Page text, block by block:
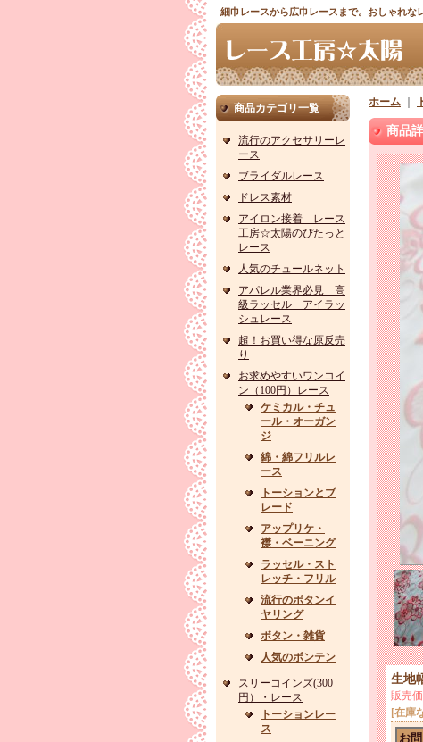
細巾レースから広巾レースまで。おしゃれな
商品カテゴリ一覧
流行のアクセサリーレ
ース
ブライダルレース
ドレス素材
アイロン接着 レース
工房☆太陽のぴたっと
レース
人気のチュールネット
アパレル業界必見 高
級ラッセル アイラッ
シュレース
超！お買い得な原反売
り
お求めやすいワンコイ
ン（100円）レース
ケミカル・チュ
ール・オーガン
ジ
綿・綿フリルレ
ース
トーションとブ
レード
アップリケ・
襟・ベーニング
ラッセル・スト
レッチ・フリル
流行のボタンイ
ヤリング
ボタン・雑貨
人気のボンテン
スリーコインズ(300
円）・レース
トーションレー
ス
ホーム
商品
生地
販売
[在庫